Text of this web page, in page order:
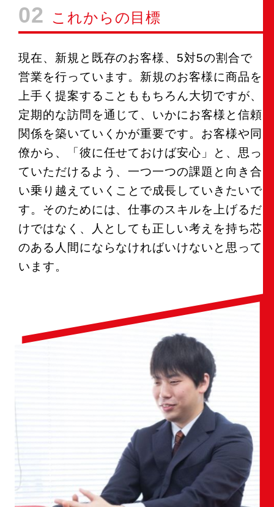
02 これからの目標
現在、新規と既存のお客様、5対5の割合で
営業を行っています。新規のお客様に商品を
上手く提案することももちろん大切ですが、
定期的な訪問を通じて、いかにお客様と信頼
関係を築いていくかが重要です。お客様や同
僚から、「彼に任せておけば安心」と、思っ
ていただけるよう、一つ一つの課題と向き合
い乗り越えていくことで成長していきたいで
す。そのためには、仕事のスキルを上げるだ
けではなく、人としても正しい考えを持ち芯
のある人間にならなければいけないと思って
います。